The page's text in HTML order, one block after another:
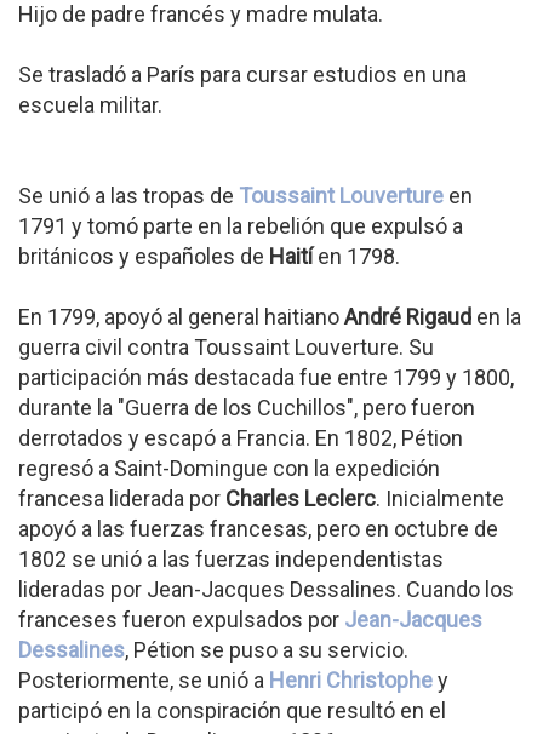
Hijo de padre francés y madre mulata.
Se trasladó a París para cursar estudios en una
escuela militar.
Se unió a las tropas de Toussaint Louverture en
1791 y tomó parte en la rebelión que expulsó a
británicos y españoles de Haitíen 1798.
En 1799, apoyó al general haitianoAndré Rigaud en la
guerra civil contra Toussaint Louverture. Su
participación más destacada fue entre 1799 y 1800,
durante la "Guerra de los Cuchillos", pero fueron
derrotados y escapó a Francia. En 1802, Pétion
regresó a Saint-Domingue con la expedición
francesa liderada por Charles Leclerc. Inicialmente
apoyó a las fuerzas francesas, pero en octubre de
1802 se unió a las fuerzas independentistas
lideradas por Jean-Jacques Dessalines. Cuando los
franceses fueron expulsados por Jean-Jacques
Dessalines, Pétion se puso a su servicio.
Posteriormente, se unió a Henri Christophey
participó en la conspiración que resultó en el